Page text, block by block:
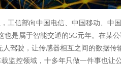
工信部向中国电信、中国移动、中
是属于智能交通的5G元年。在某
驾驶，让传感器相互之间的数据
监控领域，十多年只做一件事也让